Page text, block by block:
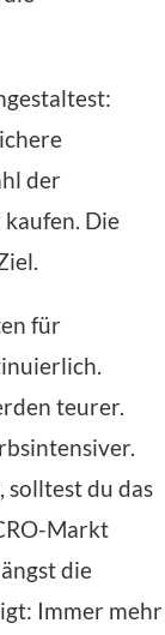
der
Die
für
teurer.
solltest du das
Markt
die
Immer mehr